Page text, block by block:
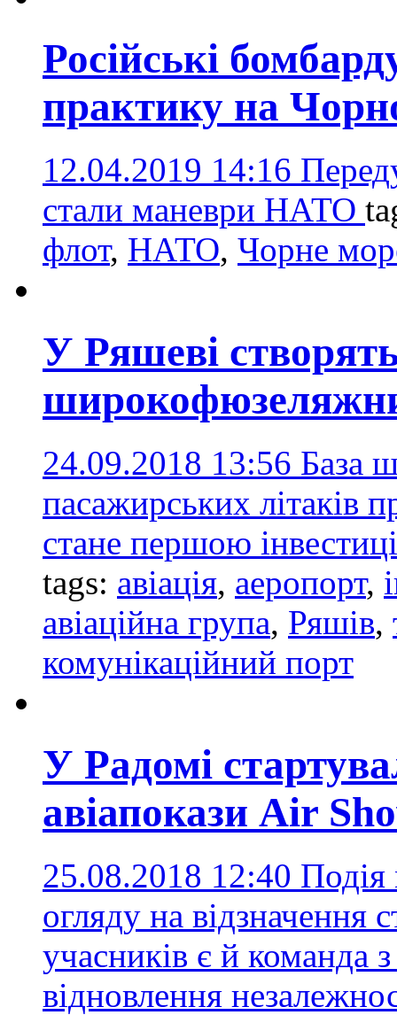
Російські
практику на
12.04.2019 14:16
стали маневри НАТО
флот, НАТО, Чорне
У Ряшеві
24.09.2018 13:56 База
пасажирських літаків
стане першою
tags: авіація, аеропорт,
авіаційна група, Ряшів,
комунікаційний порт
У Радомі
авіапокази Air
25.08.2018 12:40 Подія
огляду на відзначення
учасників є й команда
відновлення